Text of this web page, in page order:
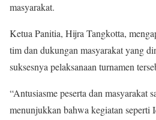
masyarakat.
Ketua Panitia, Hijra Tangkotta,
tim dan dukungan masyarakat yang
suksesnya pelaksanaan turnamen
“Antusiasme peserta dan masyarakat
menunjukkan bahwa kegiatan